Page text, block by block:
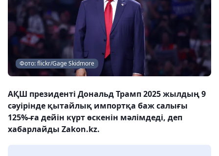
Фото: flickr/Gage Skidmore
АҚШ президенті Дональд Трамп 2025 жылдың 9
сәуірінде қытайлық импортқа баж салығы
125%-ға дейін күрт өскенін мәлімдеді, деп
хабарлайды Zakon.kz.